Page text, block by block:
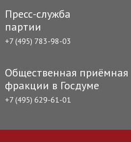
Пресс-служба
партии
+7 (495) 783-98-03
Общественная приёмная
фракции в Госдуме
+7 (495) 629-61-01